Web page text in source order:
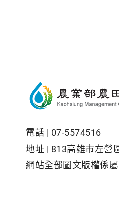
電話 | 07-5574516
地址 | 813高雄市左營
網站全部圖文版權係